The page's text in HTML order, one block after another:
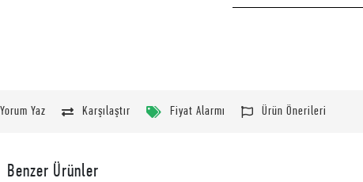
Yorum Yaz Karşılaştır Fiyat Alarmı Ürün Önerileri
Benzer Ürünler